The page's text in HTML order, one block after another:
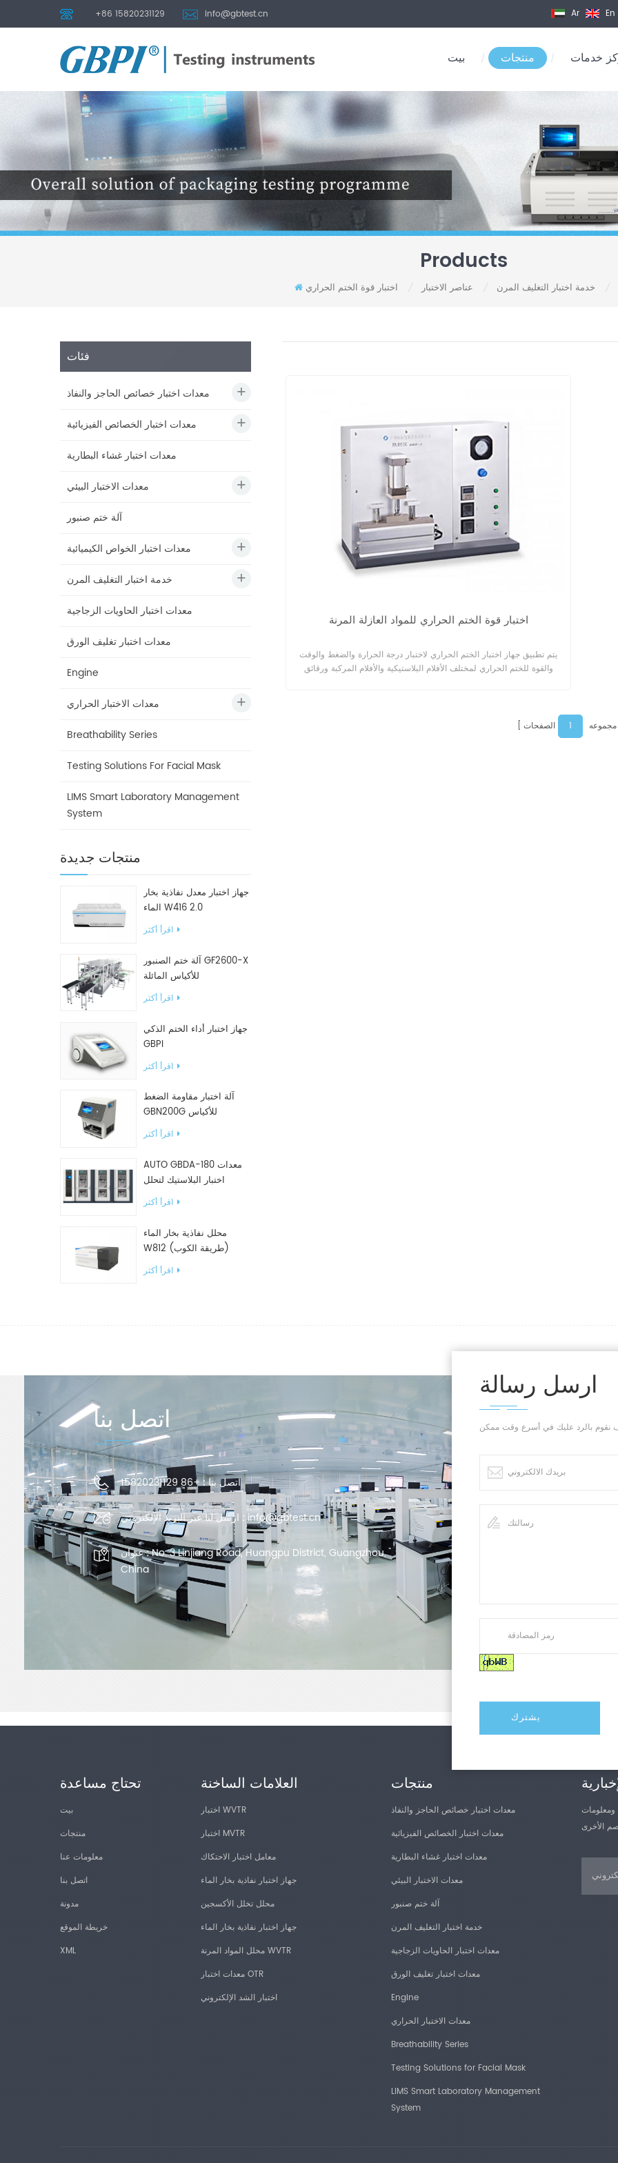
+86 15820231129 info@gbtest.cn Ar En
بيت / منتجات / خدمات
Products
خدمة اختبار التغليف المرن عناصر الاختبار اختبار قوة الختم الحراري
فئات
معدات اختبار خصائص الحاجز والنفاذ
معدات اختبار الخصائص الفيزيائية
معدات اختبار غشاء البطارية
معدات الاختبار البيئي
آلة ختم صنبور
معدات اختبار الخواص الكيميائية
خدمة اختبار التغليف المرن
معدات اختبار الحاويات الزجاجية
معدات اختبار تغليف الورق
Engine
معدات الاختبار الحراري
Breathability Series
Testing Solutions For Facial Mask
LIMS Smart Laboratory Management
System
منتجات جديدة
جهاز اختبار معدل نفاذية بخار
الماء W416 2.0
اقرأ أكثر
آلة ختم الصنبور GF2600-X
للأكياس المائلة
اقرأ أكثر
جهاز اختبار أداء الختم الذكي
GBPI
اقرأ أكثر
آلة اختبار مقاومة الضغط
GBN200G للأكياس
البلاستيكية
اقرأ أكثر
AUTO GBDA-180 معدات
اختبار البلاستيك لتحلل
السماد
اقرأ أكثر
محلل نفاذية بخار الماء
W812 (طريقة الكوب)
اقرأ أكثر
اختبار قوة الختم الحراري للمواد العازلة المرنة
يتم تطبيق جهاز اختبار الختم الحراري لاختبار درجة الحرارة والضغط والوقت
والقوة للختم الحراري لمختلف الأفلام البلاستيكية والأفلام المركبة ورقائق
مجموعه 1 الصفحات
اتصل بنا
اتصل بنا :+86 15820231129
ارسل لنا عبر البريد الإلكتروني :info@gbtest.cn
عنوان :No. 3 Linjiang Road, Huangpu District, Guangzhou,
China
ارسل رسالة
تحتاج مساعدة
بيت
منتجات
معلومات عنا
اتصل بنا
مدونة
خريطة الموقع
XML
العلامات الساخنة
اختبار WVTR
اختبار MVTR
معامل اختبار الاحتكاك
جهاز اختبار نفاذية بخار الماء
محلل تخلل الأكسجين
جهاز اختبار نفاذية بخار الماء
محلل المواد المرنة WVTR
معدات اختبار OTR
اختبار الشد الإلكتروني
منتجات
معدات اختبار خصائص الحاجز والنفاذ
معدات اختبار الخصائص الفيزيائية
معدات اختبار غشاء البطارية
معدات الاختبار البيئي
آلة ختم صنبور
خدمة اختبار التغليف المرن
معدات اختبار الحاويات الزجاجية
معدات اختبار تغليف الورق
Engine
معدات الاختبار الحراري
Breathability Series
Testing Solutions for Facial Mask
LIMS Smart Laboratory Management
System
ومعلومات